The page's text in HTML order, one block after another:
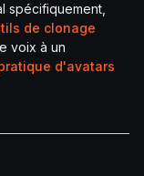
spécifiquement,
de clonage
voix à un
d'avatars